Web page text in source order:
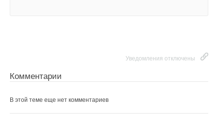
Уведомления отключены
Комментарии
В этой теме еще нет комментариев
Ваше имя *
Ваш E-mail *